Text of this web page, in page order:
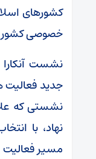
کشور‌های
خصوصی کشور
نشست آنکارا
جدید فعالیت
نشستی که
نهاد، با
مسیر